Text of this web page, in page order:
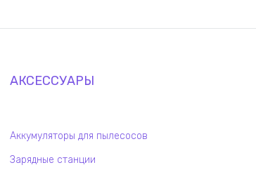
АКСЕССУАРЫ
Аккумуляторы для пылесосов
Зарядные станции